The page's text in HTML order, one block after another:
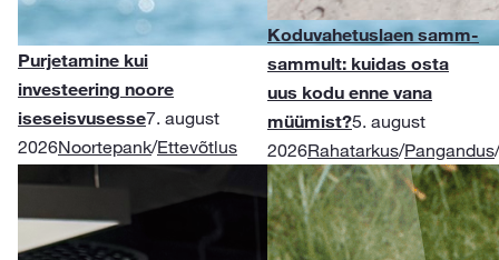
Purjetamine kui
investeering noore
iseseisvusesse7. august
2026Noortepank/Ettevõtlus
Koduvahetuslaen samm-
sammult: kuidas osta
uus kodu enne vana
müümist?5. august
2026Rahatarkus/Pangandus/